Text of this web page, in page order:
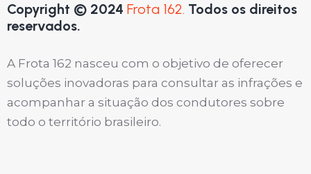
Copyright © 2024 Frota 162. Todos os direitos
reservados.
A Frota 162 nasceu com o objetivo de oferecer
soluções inovadoras para consultar as infrações e
acompanhar a situação dos condutores sobre
todo o território brasileiro.